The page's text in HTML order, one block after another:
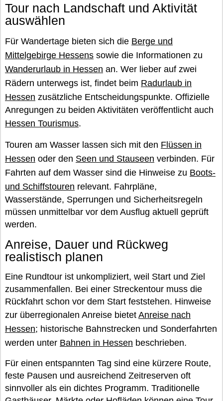
Tour nach Landschaft und Aktivität
auswählen
Für Wandertage bieten sich die Berge und
Mittelgebirge Hessens sowie die Informationen zu
Wanderurlaub in Hessen an. Wer lieber auf zwei
Rädern unterwegs ist, findet beim Radurlaub in
Hessen zusätzliche Entscheidungspunkte. Offizielle
Anregungen zu beiden Aktivitäten veröffentlicht auch
Hessen Tourismus.
Touren am Wasser lassen sich mit den Flüssen in
Hessen oder den Seen und Stauseen verbinden. Für
Fahrten auf dem Wasser sind die Hinweise zu Boots-
und Schiffstouren relevant. Fahrpläne,
Wasserstände, Sperrungen und Sicherheitsregeln
müssen unmittelbar vor dem Ausflug aktuell geprüft
werden.
Anreise, Dauer und Rückweg
realistisch planen
Eine Rundtour ist unkompliziert, weil Start und Ziel
zusammenfallen. Bei einer Streckentour muss die
Rückfahrt schon vor dem Start feststehen. Hinweise
zur überregionalen Anreise bietet Anreise nach
Hessen; historische Bahnstrecken und Sonderfahrten
werden unter Bahnen in Hessen beschrieben.
Für einen entspannten Tag sind eine kürzere Route,
feste Pausen und ausreichend Zeitreserven oft
sinnvoller als ein dichtes Programm. Traditionelle